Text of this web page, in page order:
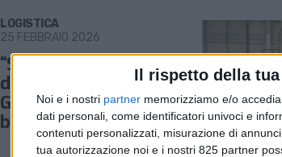
Il rispetto della
Noi e i nostri partner memorizziamo e/o
dati personali, come identificatori univoci e
contenuti personalizzati, misurazione di
tua autorizzazione noi e i nostri 825 partner
“Stop alla schedatura
dei lavoratori”: il
Garante della Privacy
bacchetta Amazon
Italia Logistica
LOGISTICA
25 FEBBRAIO 2026